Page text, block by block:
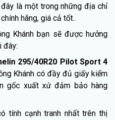
là một trong những địa chỉ
hãng, giá cả tốt..
Khánh bạn sẽ được hưởng
đây:
295/40R20 Pilot Sport 4
Khánh có đầy đủ giấy kiểm
gốc xuất xứ đảm bảo hàng
tính cạnh tranh nhất trên thị